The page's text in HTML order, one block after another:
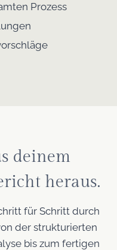
Prozess
deinem
heraus.
für Schritt durch
der strukturierten
bis zum fertigen